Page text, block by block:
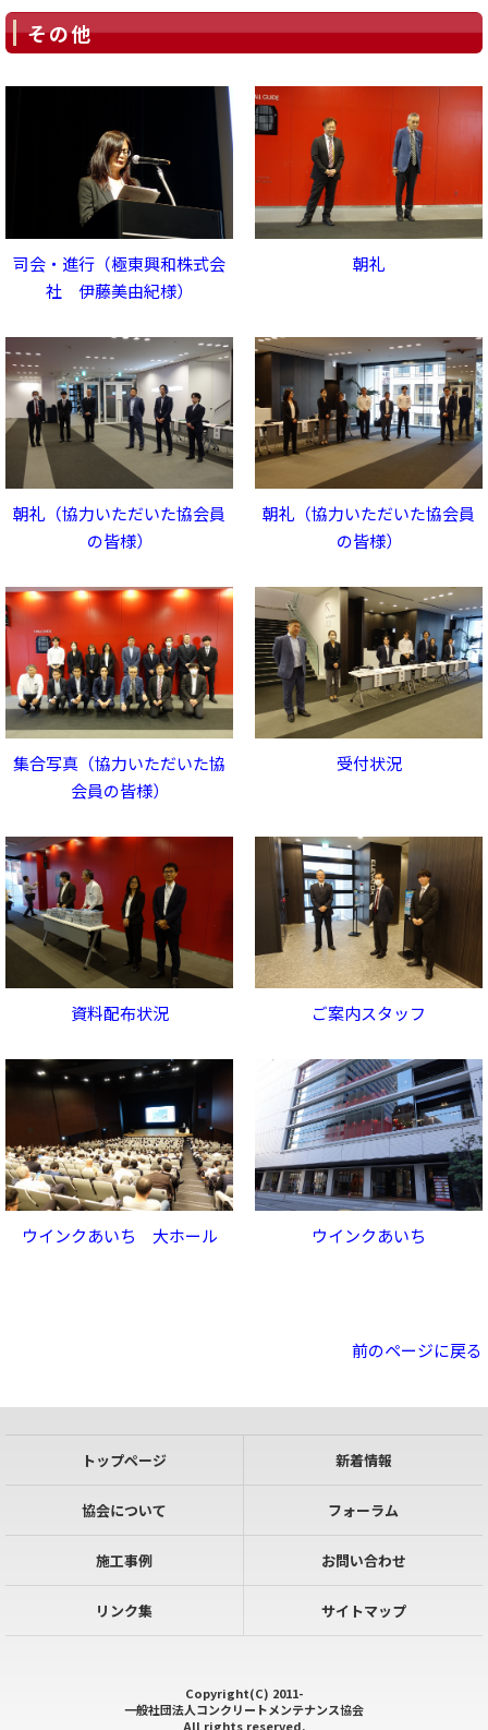
その他
司会・進行（極東興和株式会
社 伊藤美由紀様）
朝礼
朝礼（協力いただいた協会員
の皆様）
朝礼（協力いただいた協会員
の皆様）
集合写真（協力いただいた協
会員の皆様）
受付状況
資料配布状況 ご案内スタッフ
ウインクあいち 大ホール ウインクあいち
前のページに戻る
トップページ 新着情報
協会について フォーラム
施工事例 お問い合わせ
リンク集 サイトマップ
Copyright(C) 2011-
一般社団法人コンクリートメンテナンス協会
All rights reserved.